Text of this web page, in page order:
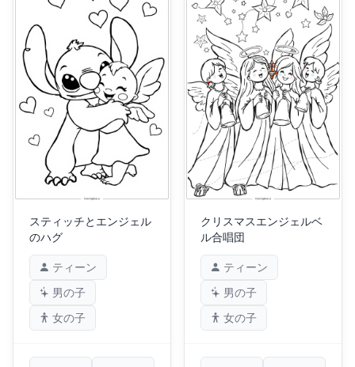
スティッチとエンジェル
のハグ
ティーン
男の子
女の子
クリスマスエンジェルベ
ル合唱団
ティーン
男の子
女の子